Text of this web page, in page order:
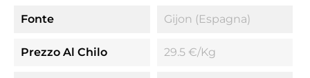
Fonte Gijon (Espagna)
Prezzo Al Chilo 29.5 €/kg